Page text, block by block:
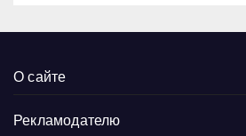
О сайте
Рекламодателю